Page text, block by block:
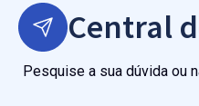
Central
Pesquise a sua dúvida ou